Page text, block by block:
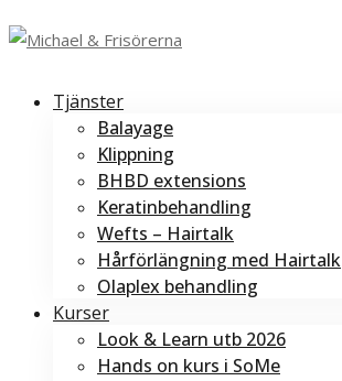
Tjänster
Balayage
Klippning
BHBD extensions
Keratinbehandling
Wefts – Hairtalk
Hårförlängning med Hairtalk
Olaplex behandling
Kurser
Look & Learn utb 2026
Hands on kurs i SoMe